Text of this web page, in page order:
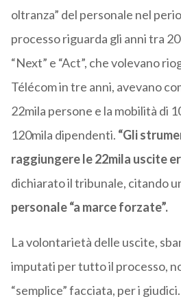
oltranza” del personale nel
processo riguarda gli anni tra
“Next” e “Act”, che volevano
Télécom in tre anni, avevano
22mila persone e la mobilità di
120mila dipendenti. “Gli
raggiungere le 22mila uscite
dichiarato il tribunale, citando
personale “a marce forzate”.
La volontarietà delle uscite,
imputati per tutto il processo,
“semplice” facciata, per i